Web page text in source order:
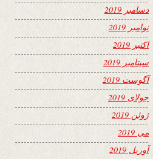
دسامبر 2019
نوامبر 2019
اکتبر 2019
سپتامبر 2019
آگوست 2019
جولای 2019
ژوئن 2019
می 2019
آوریل 2019